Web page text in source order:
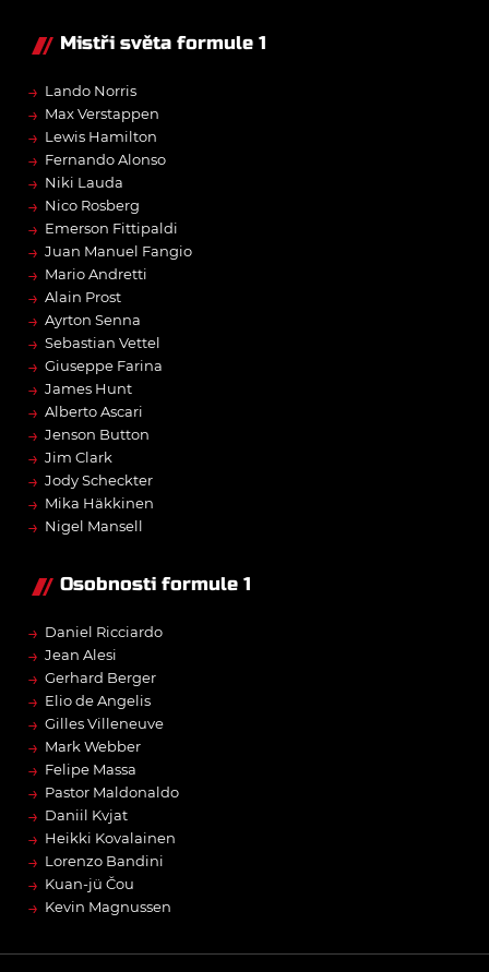
Mistři světa formule 1
→ Lando Norris
→ Max Verstappen
→ Lewis Hamilton
→ Fernando Alonso
→ Niki Lauda
→ Nico Rosberg
→ Emerson Fittipaldi
→ Juan Manuel Fangio
→ Mario Andretti
→ Alain Prost
→ Ayrton Senna
→ Sebastian Vettel
→ Giuseppe Farina
→ James Hunt
→ Alberto Ascari
→ Jenson Button
→ Jim Clark
→ Jody Scheckter
→ Mika Häkkinen
→ Nigel Mansell
Osobnosti formule 1
→ Daniel Ricciardo
→ Jean Alesi
→ Gerhard Berger
→ Elio de Angelis
→ Gilles Villeneuve
→ Mark Webber
→ Felipe Massa
→ Pastor Maldonaldo
→ Daniil Kvjat
→ Heikki Kovalainen
→ Lorenzo Bandini
→ Kuan-jü Čou
→ Kevin Magnussen